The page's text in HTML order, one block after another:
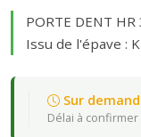
PORTE DENT
Issu de l'épave :
Sur
Délai à confirmer